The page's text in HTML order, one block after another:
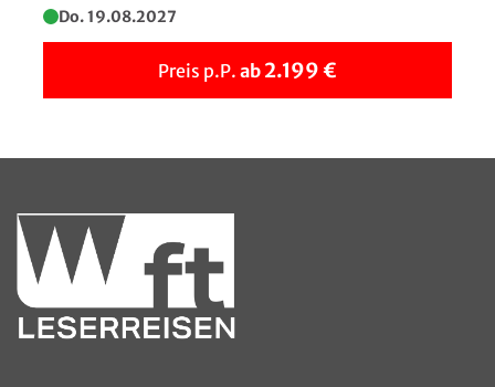
Mont St. Michel
Do. 19.08.2027
Preis p.P. ab 2.199 €